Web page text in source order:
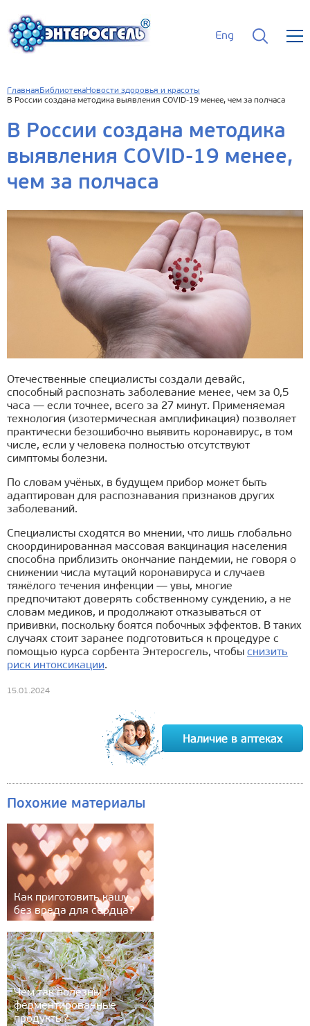
Eng
Главная БиблиотекаНовости здоровья и красоты
В России создана методика выявления COVID-19 менее, чем за полчаса
В России создана методика
выявления COVID-19 менее,
чем за полчаса
Отечественные специалисты создали девайс,
способный распознать заболевание менее, чем за 0,5
часа — если точнее, всего за 27 минут. Применяемая
технология (изотермическая амплификация) позволяет
практически безошибочно выявить коронавирус, в том
числе, если у человека полностью отсутствуют
симптомы болезни.
По словам учёных, в будущем прибор может быть
адаптирован для распознавания признаков других
заболеваний.
Специалисты сходятся во мнении, что лишь глобально
скоординированная массовая вакцинация населения
способна приблизить окончание пандемии, не говоря о
снижении числа мутаций коронавируса и случаев
тяжёлого течения инфекции — увы, многие
предпочитают доверять собственному суждению, а не
словам медиков, и продолжают отказываться от
прививки, поскольку боятся побочных эффектов. В таких
случаях стоит заранее подготовиться к процедуре с
помощью курса сорбента Энтеросгель, чтобы снизить
риск интоксикации.
15.01.2024
Похожие материалы
Как приготовить кашу
без вреда для сердца?
Чем так полезны
ферментированные
продукты?